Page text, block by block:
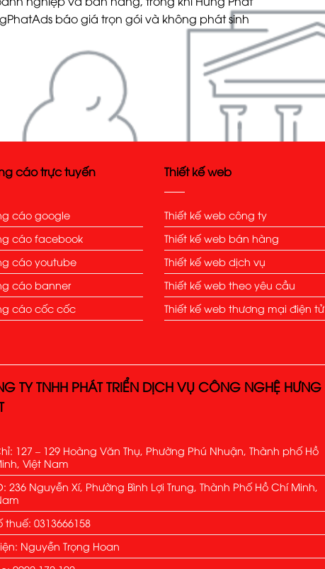
báo giá trọn gói và không phát sinh
cáo trực tuyến
cáo google
cáo facebook
cáo youtube
cáo banner
cáo cốc cốc
Thiết kế web
Thiết kế web công ty
Thiết kế web bán hàng
Thiết kế web dịch vụ
Thiết kế web theo yêu cầu
Thiết kế web thương mại điện tử
TY TNHH PHÁT TRIỂN DỊCH VỤ CÔNG NGHỆ HƯNG
127 – 129 Hoàng Văn Thụ, Phường Phú Nhuận, Thành phố Hồ
Việt Nam
236 Nguyễn Xí, Phường Bình Lợi Trung, Thành Phố Hồ Chí Minh,
thuế: 0313666158
Nguyễn Trọng Hoan